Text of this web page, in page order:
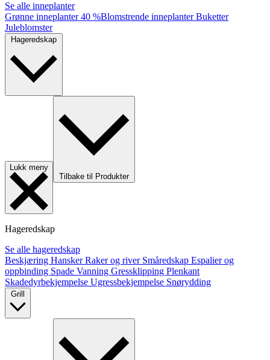
Se alle inneplanter
Grønne inneplanter40 %Blomstrende inneplanterBuketter
Juleblomster
Lukk meny
Tilbake til Produkter
Hageredskap
Se alle hageredskap
Beskjæring HanskerRaker og river Småredskap Espalier og
oppbinding Spade Vanning Gressklipping Plenkant
Skadedyrbekjempelse Ugressbekjempelse Snørydding